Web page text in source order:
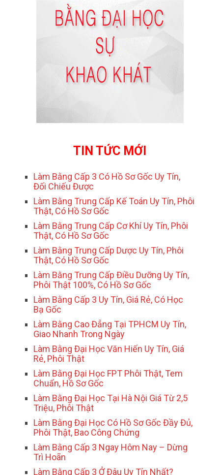
TIN TỨC MỚI
Làm Bằng Cấp 3 Có Hồ Sơ Gốc Uy Tín,
Đối Chiếu Được
Làm Bằng Trung Cấp Kế Toán Uy Tín, Phôi
Thật, Có Hồ Sơ Gốc
Làm Bằng Trung Cấp Cơ Khí Uy Tín, Phôi
Thật, Có Hồ Sơ Gốc
Làm Bằng Trung Cấp Dược Uy Tín, Phôi
Thật, Có Hồ Sơ Gốc
Làm Bằng Trung Cấp Điều Dưỡng Uy Tín,
Phôi Thật 100%, Có Hồ Sơ Gốc
Làm Bằng Cấp 3 Uy Tín, Giá Rẻ, Có Học
Bạ Gốc
Làm Bằng Cao Đẳng Tại TPHCM Uy Tín,
Giao Nhanh Trong Ngày
Làm Bằng Đại Học Văn Hiến Uy Tín, Giá
Rẻ, Phôi Thật
Làm Bằng Đại Học FPT Phôi Thật, Tem
Chuẩn, Hồ Sơ Gốc
Làm Bằng Đại Học Tại Hà Nội Giá Từ 2,5
Triệu, Phôi Thật
Làm Bằng Đại Học Có Hồ Sơ Gốc Đầy Đủ,
Phôi Thật, Bao Công Chứng
Làm Bằng Cấp 3 Ngay Hôm Nay – Dừng
Trì Hoãn
Làm Bằng Cấp 3 Ở Đâu Uy Tín Nhất?